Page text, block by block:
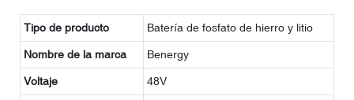
Tipo de producto Batería de fosfato de hierro y litio
Nombre de la marca Benergy
Voltaje 48V